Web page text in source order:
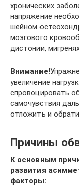
хронических
напряжение
шейном
мозгового
дистонии,
Внимание!
увеличение
спровоцировать
самочувствия
отложить и
Причины
К основным
развития
факторы: